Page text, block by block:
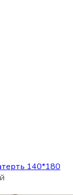
140*180